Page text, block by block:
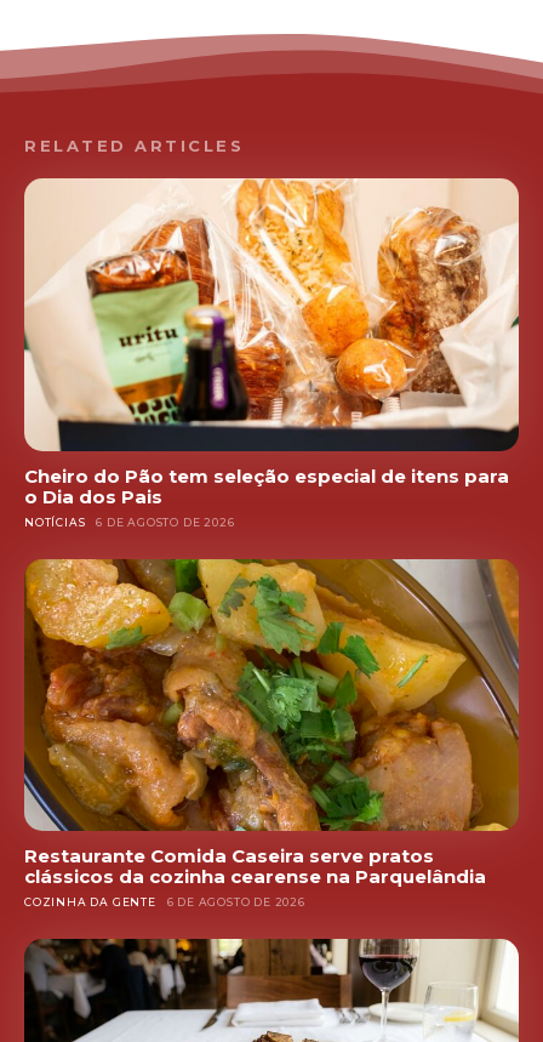
RELATED ARTICLES
Cheiro do Pão tem seleção especial de itens para
o Dia dos Pais
NOTÍCIAS 6 DE AGOSTO DE 2026
Restaurante Comida Caseira serve pratos
clássicos da cozinha cearense na Parquelândia
COZINHA DA GENTE 6 DE AGOSTO DE 2026